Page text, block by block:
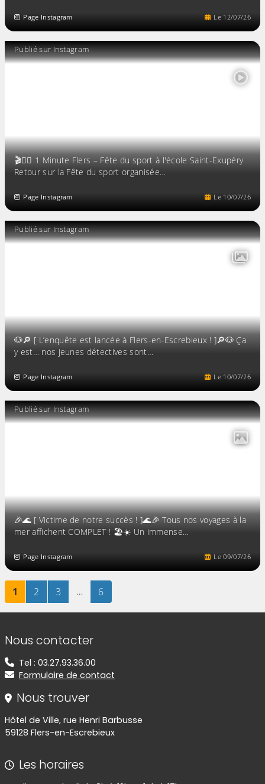
Le 12/07/26
Page Instagram
Publié sur Instagram
🎬🏃‍♂️ 1 Minute Flers – Fête du sport à l'école Saint-Exupéry
Retour sur la Fête du sport organisée…
Le 10/07/26
Page Instagram
Publié sur Instagram
🐶🔎 [ L’enquête est lancée à Flers-en-Escrebieux ! ]🔎🐶 Ça
y est… nos jeunes détectives sont…
Le 10/07/26
Page Instagram
Publié sur Instagram
🎉🌊 [ Victime de notre succès ! ]🌊🎉 Tous nos voyages à la
mer affichent COMPLET ! 🏖️☀️ Un immense…
Le09/07/26
Page Instagram
Page
1 sur 6Page
2 sur 6Page
3sur 6
… Page
6sur 6
Informations de contact
Nous contacter
Tel : 03.27.93.36.00
Formulaire de contact
Nous trouver
Hôtel de Ville, rue Henri Barbusse
59128 Flers-en-Escrebieux
Les horaires